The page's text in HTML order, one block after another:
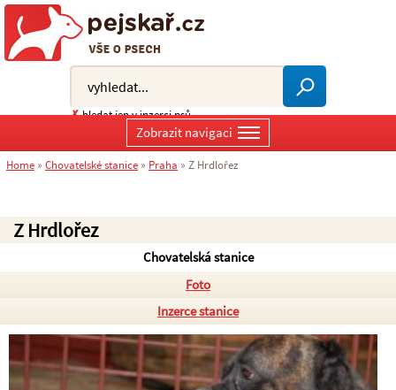
Z Hrdlořez
Chovatelská stanice
Foto
Inzerce stanice
✗hledat jen v inzerci psů
Zobrazit navigaci
Home » Chovatelské stanice » Praha » Z Hrdlořez